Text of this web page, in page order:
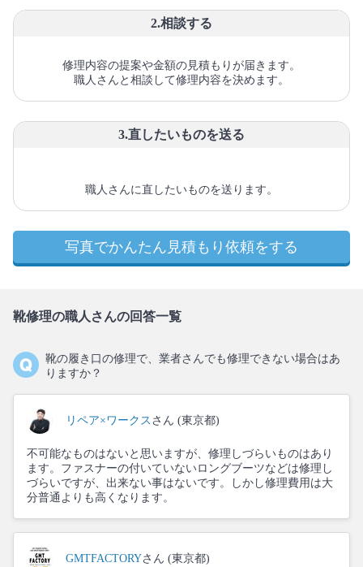
2.相談する
修理内容の提案や金額の見積もりが届きます。
職人さんと相談して修理内容を決めます。
3.直したいものを送る
職人さんに直したいものを送ります。
写真でかんたん見積もり依頼をする
靴修理の職人さんの回答一覧
靴の履き口の修理で、業者さんでも修理できない場合はあ
りますか？
リペア×ワークス さん (東京都)
不可能なものはないと思いますが、修理しづらいものはあり
ます。ファスナーの付いていないロングブーツなどは修理し
づらいですが、出来ない事はないです。しかし修理費用は大
分普通よりも高くなります。
GMTFACTORYさん (東京都)